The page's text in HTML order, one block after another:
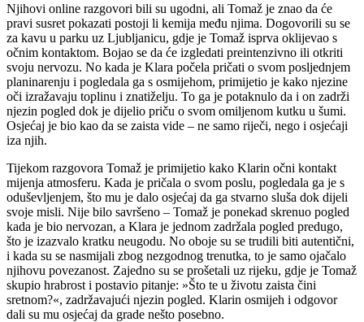
Njihovi online razgovori bili su ugodni, ali Tomaž je znao da će
pravi susret pokazati postoji li kemija među njima. Dogovorili su se
za kavu u parku uz Ljubljanicu, gdje je Tomaž isprva oklijevao s
očnim kontaktom. Bojao se da će izgledati preintenzivno ili otkriti
svoju nervozu. No kada je Klara počela pričati o svom posljednjem
planinarenju i pogledala ga s osmijehom, primijetio je kako njezine
oči izražavaju toplinu i znatiželju. To ga je potaknulo da i on zadrži
njezin pogled dok je dijelio priču o svom omiljenom kutku u šumi.
Osjećaj je bio kao da se zaista vide – ne samo riječi, nego i osjećaji
iza njih.
Tijekom razgovora Tomaž je primijetio kako Klarin očni kontakt
mijenja atmosferu. Kada je pričala o svom poslu, pogledala ga je s
oduševljenjem, što mu je dalo osjećaj da ga stvarno sluša dok dijeli
svoje misli. Nije bilo savršeno – Tomaž je ponekad skrenuo pogled
kada je bio nervozan, a Klara je jednom zadržala pogled predugo,
što je izazvalo kratku neugodu. No oboje su se trudili biti autentični,
i kada su se nasmijali zbog nezgodnog trenutka, to je samo ojačalo
njihovu povezanost. Zajedno su se prošetali uz rijeku, gdje je Tomaž
skupio hrabrost i postavio pitanje: »Što te u životu zaista čini
sretnom?«, zadržavajući njezin pogled. Klarin osmijeh i odgovor
dali su mu osjećaj da grade nešto posebno.